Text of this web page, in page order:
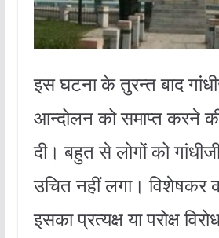
इस घटना के तुरन्त बाद
आन्दोलन को समाप्त करने
दी। बहुत से लोगों को
उचित नहीं लगा। विशेषकर
इसका प्रत्यक्ष या परोक्ष